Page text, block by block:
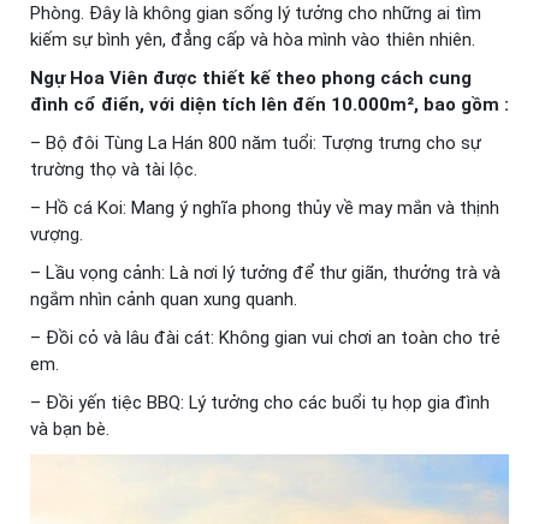
Phòng. Đây là không gian sống lý tưởng cho những ai tìm
kiếm sự bình yên, đẳng cấp và hòa mình vào thiên nhiên.
Ngự Hoa Viên được thiết kế theo phong cách cung
đình cổ điển, với diện tích lên đến 10.000m², bao gồm :
– Bộ đôi Tùng La Hán 800 năm tuổi: Tượng trưng cho sự
trường thọ và tài lộc.
– Hồ cá Koi: Mang ý nghĩa phong thủy về may mắn và thịnh
vượng.
– Lầu vọng cảnh: Là nơi lý tưởng để thư giãn, thưởng trà và
ngắm nhìn cảnh quan xung quanh.
– Đồi cỏ và lâu đài cát: Không gian vui chơi an toàn cho trẻ
em.
– Đồi yến tiệc BBQ: Lý tưởng cho các buổi tụ họp gia đình
và bạn bè.